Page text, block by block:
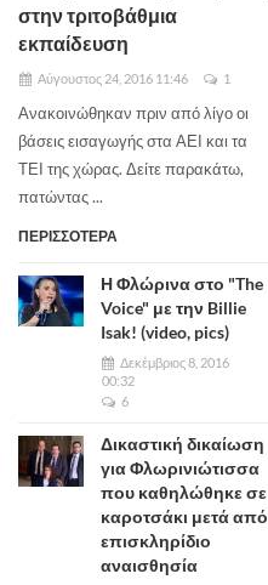
στην τριτοβάθμια
εκπαίδευση
Αύγουστος 24, 2016 11:46 1
Ανακοινώθηκαν πριν από λίγο οι
βάσεις εισαγωγής στα ΑΕΙ και τα
ΤΕΙ της χώρας. Δείτε παρακάτω,
πατώντας ...
ΠΕΡΙΣΣΟΤΕΡΑ
Η Φλώρινα στο "The
Voice" με την Billie
Isak! (video, pics)
Δεκέμβριος 8, 2016
00:32
6
Δικαστική δικαίωση
για Φλωρινιώτισσα
που καθηλώθηκε σε
καροτσάκι μετά από
επισκληρίδιο
αναισθησία